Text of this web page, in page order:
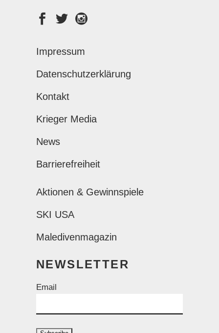
Impressum
Datenschutzerklärung
Kontakt
Krieger Media
News
Barrierefreiheit
Aktionen & Gewinnspiele
SKI USA
Maledivenmagazin
NEWSLETTER
Email